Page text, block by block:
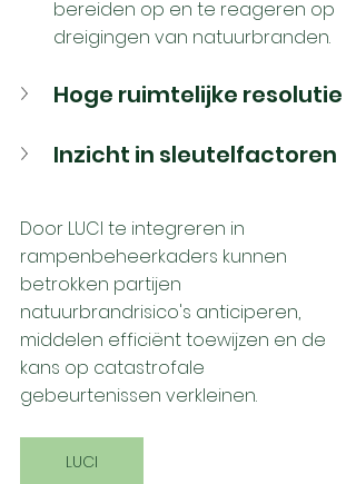
bereiden op en te reageren op
dreigingen van natuurbranden.
Hoge ruimtelijke resolutie
Inzicht in sleutelfactoren
Door LUCI te integreren in
rampenbeheerkaders kunnen
betrokken partijen
natuurbrandrisico's anticiperen,
middelen efficiënt toewijzen en de
kans op catastrofale
gebeurtenissen verkleinen.
LUCI